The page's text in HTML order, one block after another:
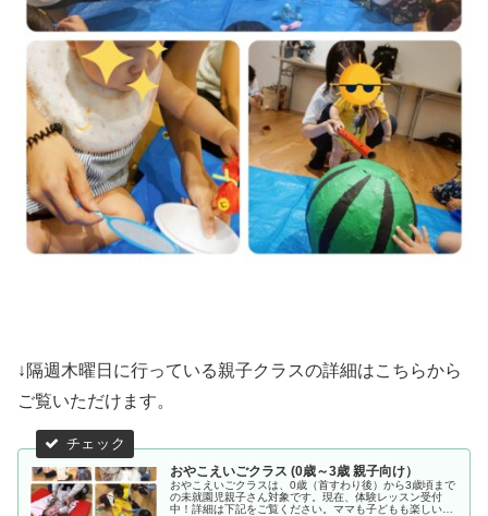
↓隔週木曜日に行っている親子クラスの詳細はこちらから
ご覧いただけます。
おやこえいごクラス (0歳～3歳 親子向け）
おやこえいごクラスは、0歳（首すわり後）から3歳頃まで
の未就園児親子さん対象です。現在、体験レッスン受付
中！詳細は下記をご覧ください。ママも子どもも楽しい。